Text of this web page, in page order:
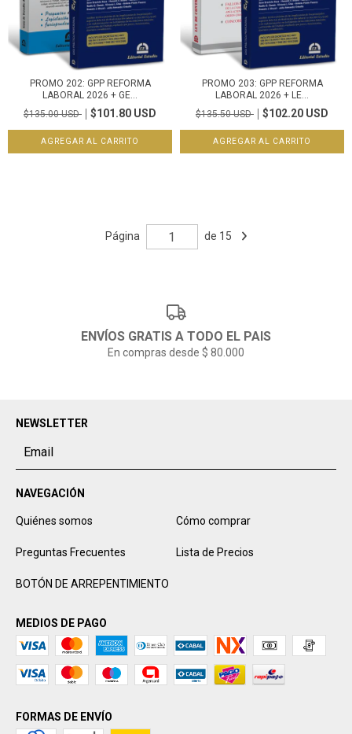
PROMO 202: GPP REFORMA
LABORAL 2026 + GE...
$135.00 USD
$101.80 USD
PROMO 203: GPP REFORMA
LABORAL 2026 + LE...
$135.50 USD
$102.20 USD
Página de 15
ENVÍOS GRATIS A TODO EL PAIS
En compras desde $ 80.000
NEWSLETTER
NAVEGACIÓN
Quiénes somos Cómo comprar
Preguntas Frecuentes Lista de Precios
BOTÓN DE ARREPENTIMIENTO
MEDIOS DE PAGO
FORMAS DE ENVÍO